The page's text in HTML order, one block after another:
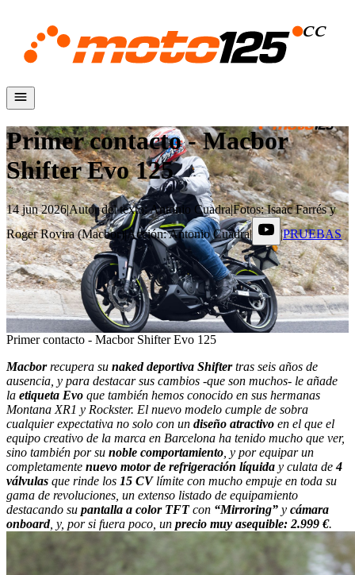
Primer contacto - Macbor
Shifter Evo 125
14 jun 2026|Autor del texto:Antonio Cuadra|Fotos: Isaac Farrés y
Roger Rovira (Macbor)|Acción:Antonio Cuadra| |PRUEBAS
Primer contacto - Macbor Shifter Evo 125
Macborrecupera su naked deportiva Shiftertras seis años de
ausencia, y para destacar sus cambios -que son muchos- le añade
la etiqueta Evo que también hemos conocido en sus hermanas
Montana XR1 y Rockster. El nuevo modelo cumple de sobra
cualquier expectativa no solo con un diseño atractivo en el que el
equipo creativo de la marca en Barcelona ha tenido mucho que ver,
sino también por su noble comportamiento, y por equipar un
completamente nuevo motor de refrigeración líquida y culata de4
válvulas que rinde los 15 CVlímite con mucho empuje en toda su
gama de revoluciones, un extenso listado de equipamiento
destacando su pantalla a color TFTcon “Mirroring” y cámara
onboard, y, por si fuera poco, un precio muy asequible: 2.999 €.